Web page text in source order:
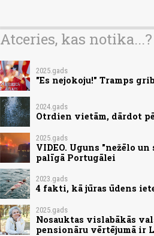
Atceries, kas notika...?
2025.gads
"Es nejokoju!" Tramps
2024.gads
Otrdien vietām, dārdot
2025.gads
VIDEO. Uguns "nežēlo
palīgā Portugālei
2023.gads
4 fakti, kā jūras ūdens
2025.gads
Nosauktas vislabākās
pensionāru vērtējumā ir